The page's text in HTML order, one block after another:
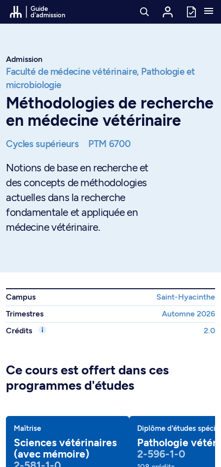
Passer au contenu
Guide
d'admission
Admission
Faculté de médecine vétérinaire, Pathologie et
microbiologie
Méthodologies de recherche
en médecine vétérinaire
Cycles supérieurs PTM 6700
Notions de base en recherche et
des concepts de méthodologies
actuelles dans la recherche
fondamentale et appliquée en
médecine vétérinaire.
Campus
Saint-Hyacinthe
Trimestres
Automne 2026
Crédits
2.0
Ce cours est offert dans ces
programmes d'études
Maîtrise
Sciences vétérinaires
(avec mémoire)
Diplôme d'études
Pathologie
2-596-1-0